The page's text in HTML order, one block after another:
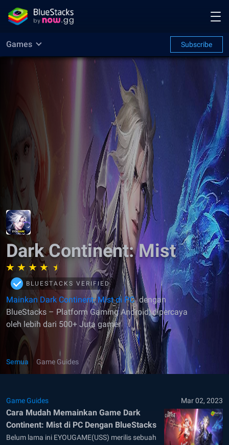
Games Subscribe
Dark Continent: Mist
BLUESTACKS VERIFIED
Mainkan Dark Continent: Mist di PC dengan
BlueStacks – Platform Gaming Android, dipercaya
oleh lebih dari 500+ Juta gamer
Semua Game Guides
Game Guides Mar 02, 2023
Cara Mudah Memainkan Game Dark
Continent: Mist di PC Dengan BlueStacks
Belum lama ini EYOUGAME(USS) merilis sebuah